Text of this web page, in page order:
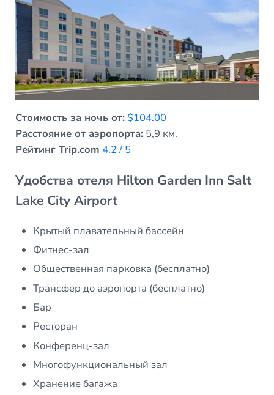
Стоимость за ночь от: $104.00
Расстояние от аэропорта:5,9 км.
Рейтинг Trip.com 4.2 / 5
Удобства отеля Hilton Garden Inn Salt
Lake City Airport
Крытый плавательный бассейн
Фитнес-зал
Общественная парковка (бесплатно)
Трансфер до аэропорта (бесплатно)
Бар
Ресторан
Конференц-зал
Многофункциональный зал
Хранение багажа